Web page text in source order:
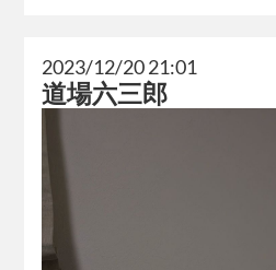
2023/12/20 21:01
道場六三郎